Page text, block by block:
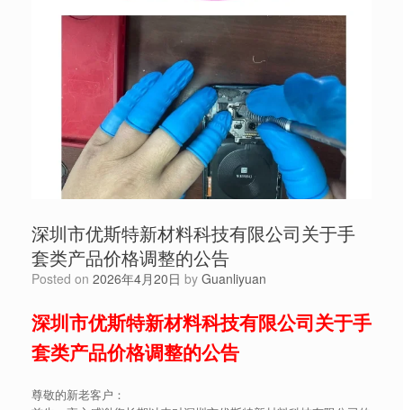
深圳市优斯特新材料科技有限公司关于手
套类产品价格调整的公告
Posted on 2026年4月20日 by Guanliyuan
深圳市优斯特新材料科技有限公司关于手
套类产品价格调整的公告
尊敬的新老客户：